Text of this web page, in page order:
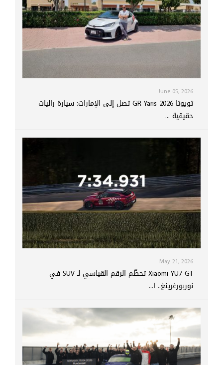
June 05, 2026
تويوتا GR Yaris 2026 تصل إلى الإمارات: سيارة راليات
حقيقية ...
May 21, 2026
Xiaomi YU7 GT تحطّم الرقم القياسي لـ SUV في
نوربورغرينغ.. ا...